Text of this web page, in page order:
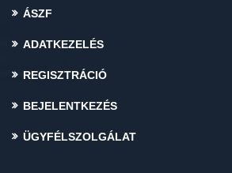
ÁSZF
ADATKEZELÉS
REGISZTRÁCIÓ
BEJELENTKEZÉS
ÜGYFÉLSZOLGÁLAT